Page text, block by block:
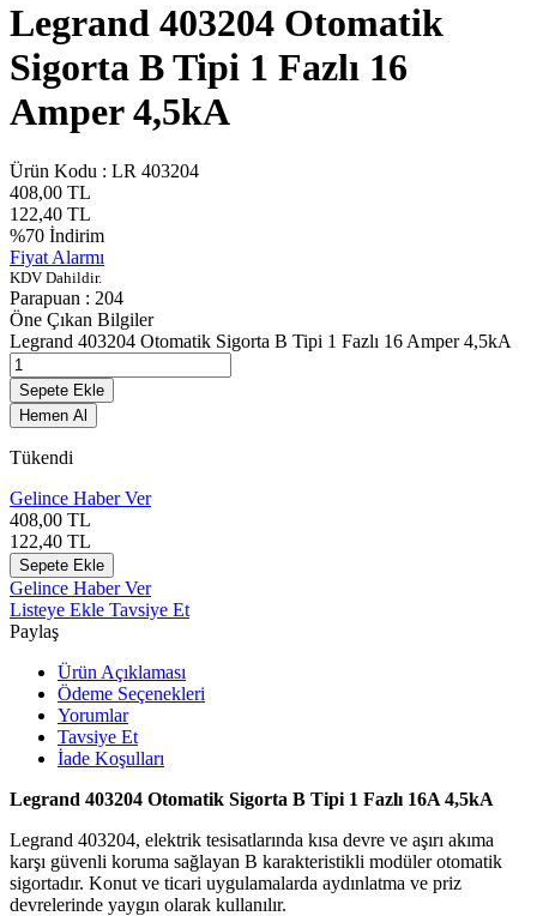
Legrand 403204 Otomatik
Sigorta B Tipi 1 Fazlı 16
Amper 4,5kA
Ürün Kodu : LR 403204
408,00 TL
122,40 TL
%70 İndirim
Fiyat Alarmı
KDV Dahildir.
Parapuan : 204
Öne Çıkan Bilgiler
Legrand 403204 Otomatik Sigorta B Tipi 1 Fazlı 16 Amper 4,5kA
Sepete Ekle
Hemen Al
Tükendi
Gelince Haber Ver
408,00 TL
122,40 TL
Sepete Ekle
Gelince Haber Ver
Listeye Ekle Tavsiye Et
Paylaş
Ürün Açıklaması
Ödeme Seçenekleri
Yorumlar
Tavsiye Et
İade Koşulları
Legrand 403204 Otomatik Sigorta B Tipi 1 Fazlı 16A 4,5kA
Legrand 403204, elektrik tesisatlarında kısa devre ve aşırı akıma
karşı güvenli koruma sağlayan B karakteristikli modüler otomatik
sigortadır. Konut ve ticari uygulamalarda aydınlatma ve priz
devrelerinde yaygın olarak kullanılır.